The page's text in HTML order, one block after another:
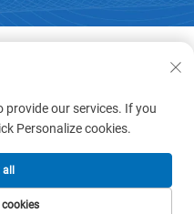
(Shenzhen) Co., Limited. Всички
provide our services. If you
Personalize cookies.